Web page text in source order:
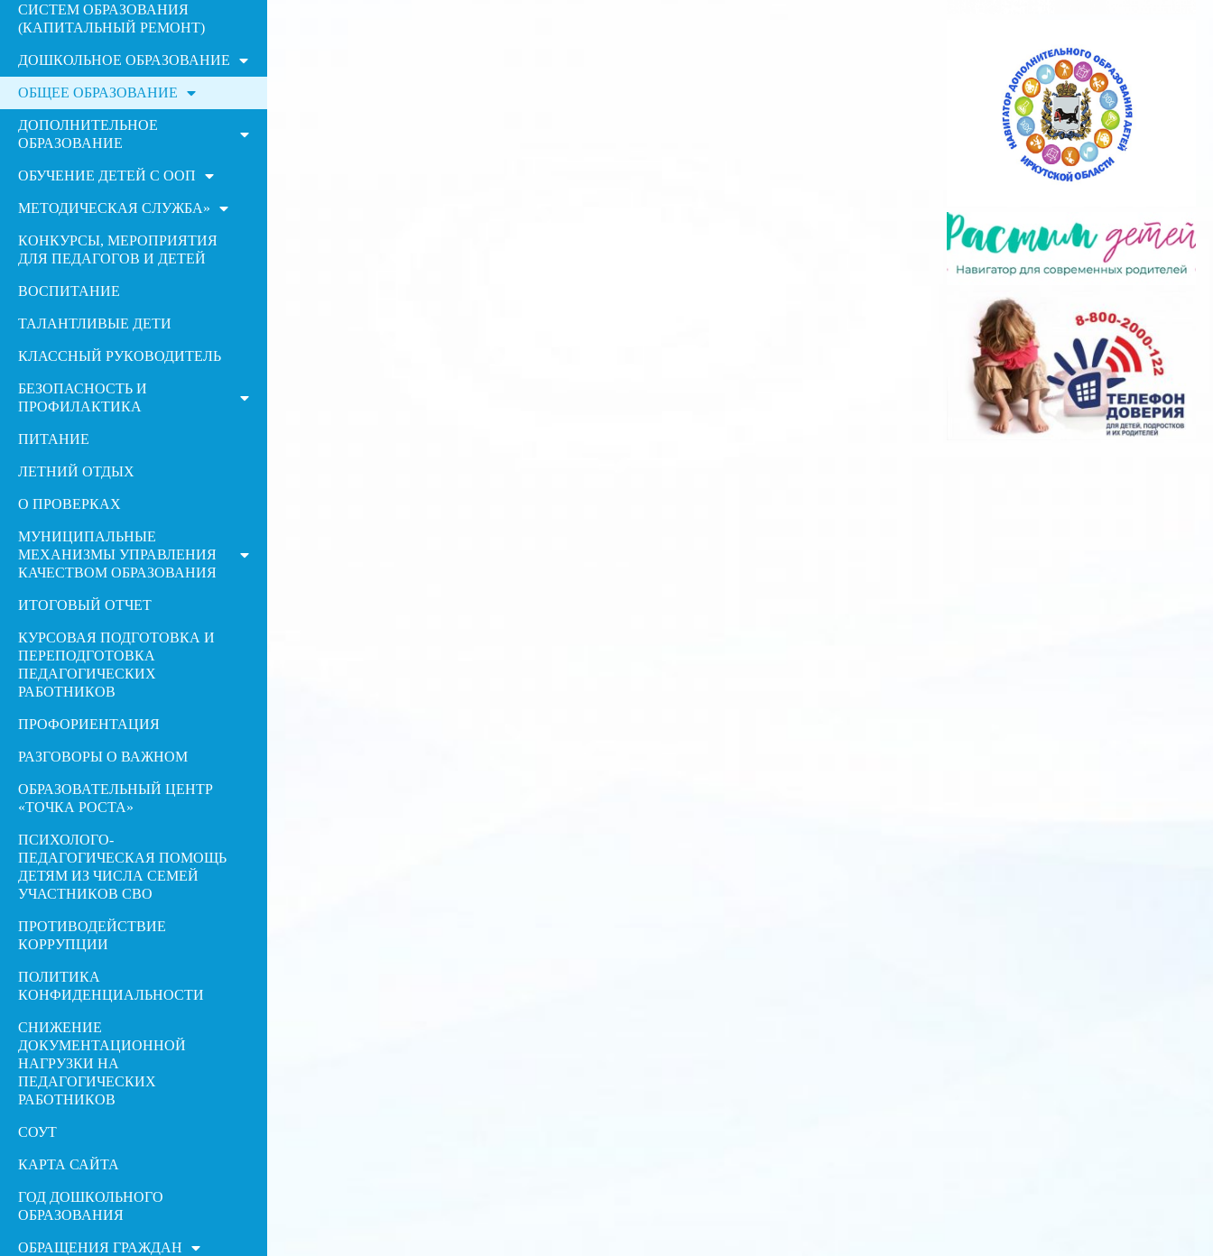
СИСТЕМ ОБРАЗОВАНИЯ
(КАПИТАЛЬНЫЙ РЕМОНТ)
ДОШКОЛЬНОЕ ОБРАЗОВАНИЕ
ОБЩЕЕ ОБРАЗОВАНИЕ
ДОПОЛНИТЕЛЬНОЕ
ОБРАЗОВАНИЕ
ОБУЧЕНИЕ ДЕТЕЙ С ООП
МЕТОДИЧЕСКАЯ СЛУЖБА»
КОНКУРСЫ, МЕРОПРИЯТИЯ
ДЛЯ ПЕДАГОГОВ И ДЕТЕЙ
ВОСПИТАНИЕ
ТАЛАНТЛИВЫЕ ДЕТИ
КЛАССНЫЙ РУКОВОДИТЕЛЬ
БЕЗОПАСНОСТЬ И
ПРОФИЛАКТИКА
ПИТАНИЕ
ЛЕТНИЙ ОТДЫХ
О ПРОВЕРКАХ
МУНИЦИПАЛЬНЫЕ
МЕХАНИЗМЫ УПРАВЛЕНИЯ
КАЧЕСТВОМ ОБРАЗОВАНИЯ
ИТОГОВЫЙ ОТЧЕТ
КУРСОВАЯ ПОДГОТОВКА И
ПЕРЕПОДГОТОВКА
ПЕДАГОГИЧЕСКИХ
РАБОТНИКОВ
ПРОФОРИЕНТАЦИЯ
РАЗГОВОРЫ О ВАЖНОМ
ОБРАЗОВАТЕЛЬНЫЙ ЦЕНТР
«ТОЧКА РОСТА»
ПСИХОЛОГО-
ПЕДАГОГИЧЕСКАЯ ПОМОЩЬ
ДЕТЯМ ИЗ ЧИСЛА СЕМЕЙ
УЧАСТНИКОВ СВО
ПРОТИВОДЕЙСТВИЕ
КОРРУПЦИИ
ПОЛИТИКА
КОНФИДЕНЦИАЛЬНОСТИ
СНИЖЕНИЕ
ДОКУМЕНТАЦИОННОЙ
НАГРУЗКИ НА
ПЕДАГОГИЧЕСКИХ
РАБОТНИКОВ
СОУТ
КАРТА САЙТА
ГОД ДОШКОЛЬНОГО
ОБРАЗОВАНИЯ
ОБРАЩЕНИЯ ГРАЖДАН